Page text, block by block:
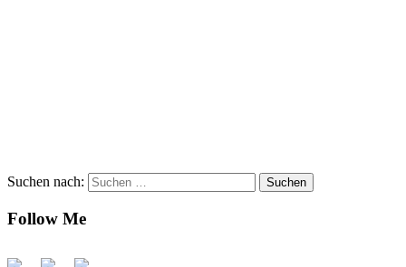
Suchen nach:
Follow Me